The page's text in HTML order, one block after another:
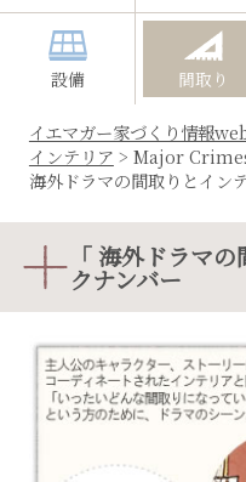
設備 間取り
イエマガー家づくり情報
インテリア > Major
海外ドラマの間取りとイン
「 海外ドラマ
クナンバー